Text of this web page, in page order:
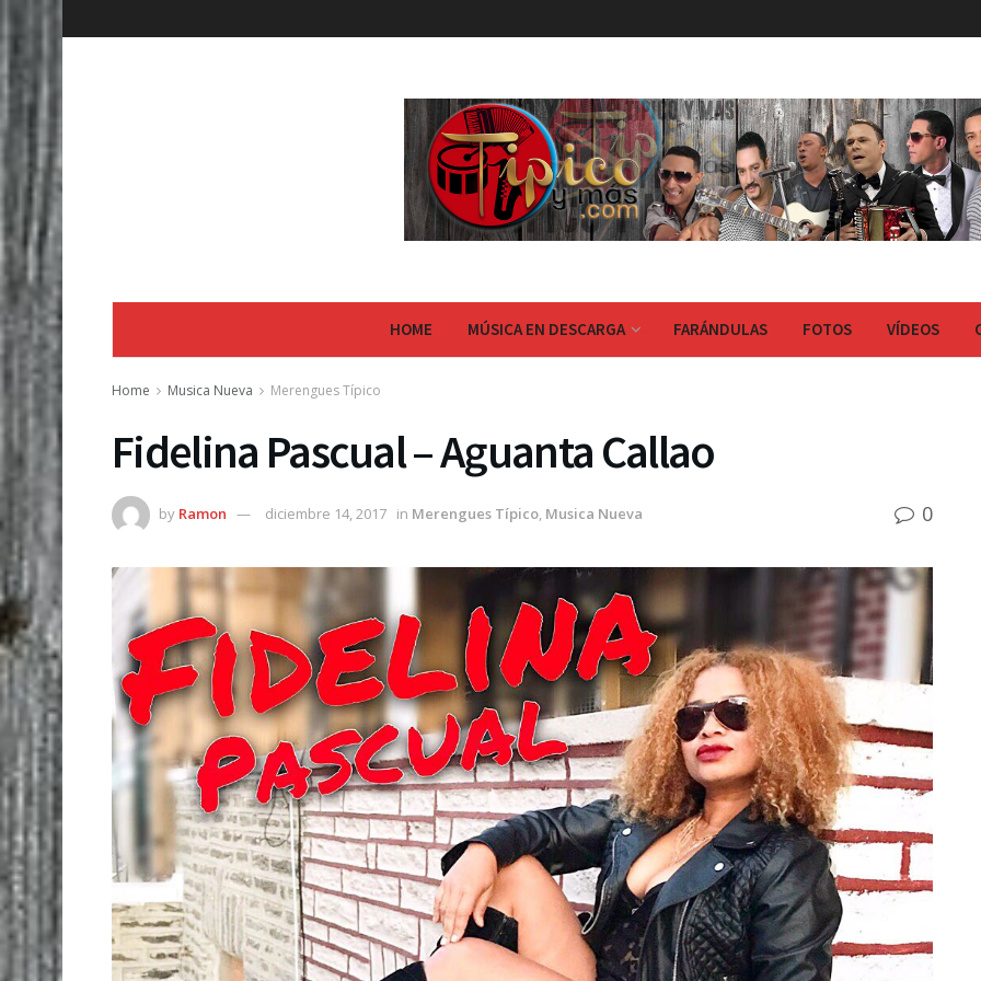
HOME MÚSICA EN DESCARGA FARÁNDULAS FOTOS VÍDEOS
Home Musica Nueva Merengues Típico
Fidelina Pascual – Aguanta Callao
by Ramon diciembre 14, 2017 in Merengues Típico, Musica Nueva 0